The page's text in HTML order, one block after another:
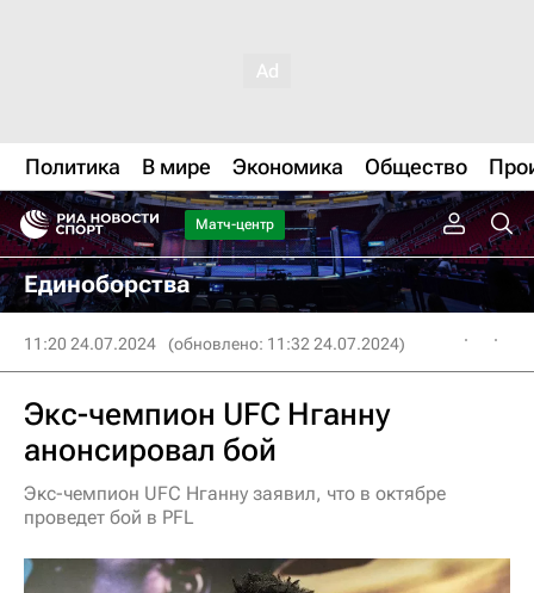
Политика В мире Экономика Общество
Матч-центр
Единоборства
11:20 24.07.2024 (обновлено: 11:32 24.07.2024)
Экс-чемпион UFC Нганну
анонсировал бой
Экс-чемпион UFC Нганну заявил, что в октябре
проведет бой в PFL